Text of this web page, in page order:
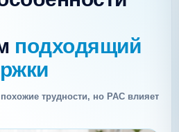
подходящий
трудности, но РАС влияет